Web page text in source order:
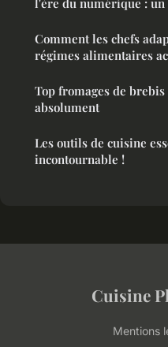
Comment les chefs
régimes alimentaires
Top fromages de
absolument
Les outils de cuisine
incontournable !
Cuisine
Mentions